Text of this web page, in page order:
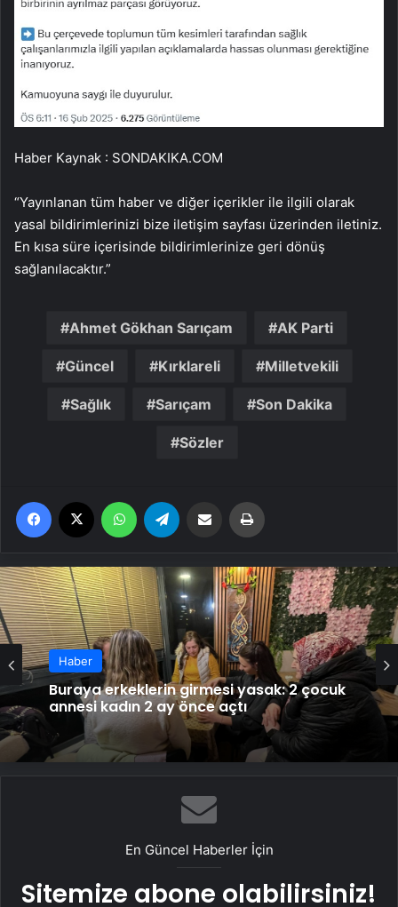
Haber Kaynak : SONDAKIKA.COM
“Yayınlanan tüm haber ve diğer içerikler ile ilgili olarak
yasal bildirimlerinizi bize iletişim sayfası üzerinden iletiniz.
En kısa süre içerisinde bildirimlerinize geri dönüş
sağlanılacaktır.”
Ahmet Gökhan Sarıçam AK Parti
Güncel Kırklareli Milletvekili
Sağlık Sarıçam Son Dakika
Sözler
Facebook WhatsApp Email'den paylaş
Haber
Buraya erkeklerin girmesi yasak: 2 çocuk
annesi kadın 2 ay önce açtı
En Güncel Haberler İçin
Sitemize abone olabilirsiniz!